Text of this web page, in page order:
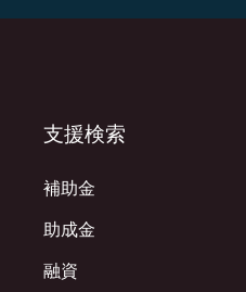
支援検索
補助金
助成金
融資